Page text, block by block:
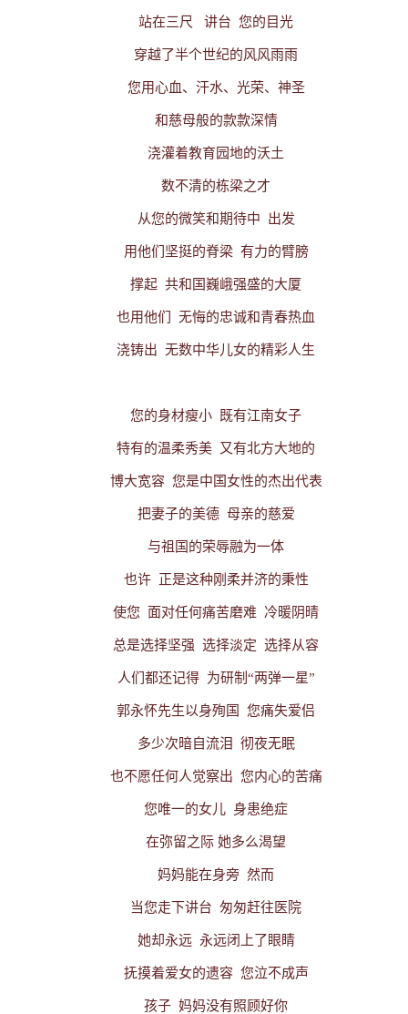
站在三尺 讲台 您的目光
穿越了半个世纪的风风雨雨
您用心血、汗水、光荣、神圣
和慈母般的款款深情
浇灌着教育园地的沃土
数不清的栋梁之才
从您的微笑和期待中 出发
用他们坚挺的脊梁 有力的臂膀
撑起 共和国巍峨强盛的大厦
也用他们 无悔的忠诚和青春热血
浇铸出 无数中华儿女的精彩人生
您的身材瘦小 既有江南女子
特有的温柔秀美 又有北方大地的
博大宽容 您是中国女性的杰出代表
把妻子的美德 母亲的慈爱
与祖国的荣辱融为一体
也许 正是这种刚柔并济的秉性
使您 面对任何痛苦磨难 冷暖阴晴
总是选择坚强 选择淡定 选择从容
人们都还记得 为研制“两弹一星”
郭永怀先生以身殉国 您痛失爱侣
多少次暗自流泪 彻夜无眠
也不愿任何人觉察出 您内心的苦痛
您唯一的女儿 身患绝症
在弥留之际 她多么渴望
妈妈能在身旁 然而
当您走下讲台 匆匆赶往医院
她却永远 永远闭上了眼睛
抚摸着爱女的遗容 您泣不成声
孩子 妈妈没有照顾好你